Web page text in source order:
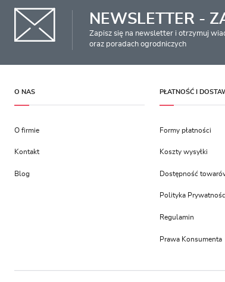
NEWSLETTER -
Zapisz się na newsletter i otrzymuj
oraz poradach ogrodniczych
O NAS
O firmie
Kontakt
Blog
PŁATNOŚĆ I
Formy płatności
Koszty wysyłki
Dostępność
Polityka
Regulamin
Prawa Konsumenta